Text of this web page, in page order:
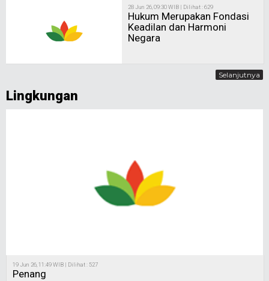
28 Jun 26, 09:30 WIB | Dilihat : 629
Hukum Merupakan Fondasi
Keadilan dan Harmoni
Negara
Selanjutnya
Lingkungan
19 Jun 26, 11:49 WIB | Dilihat : 527
Penang